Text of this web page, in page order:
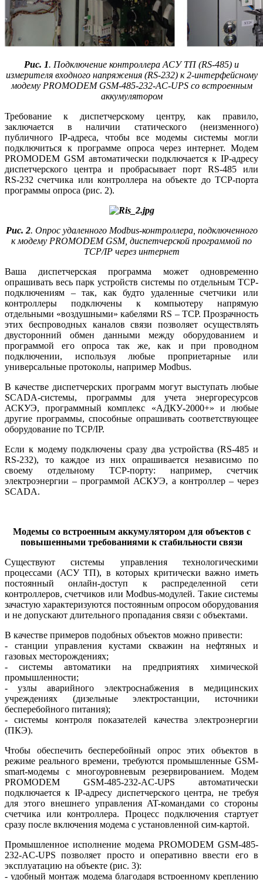
Рис. 1. Подключение контроллера АСУ ТП (RS‑485) и
измерителя входного напряжения (RS‑232) к 2‑интерфейсному
модему PROMODEM GSM‑485-232‑AC-UPS со встроенным
аккумулятором
Требование к диспетчерскому центру, как правило,
заключается в наличии статического (неизменного)
публичного IP-адреса, чтобы все модемы системы могли
подключиться к программе опроса через интернет. Модем
PROMODEM GSM автоматически подключается к IP-адресу
диспетчерского центра и пробрасывает порт RS‑485 или
RS‑232 счетчика или контроллера на объекте до ТСР-порта
программы опроса (рис. 2).
Рис. 2. Опрос удаленного Modbus-контроллера, подключенного
к модему PROMODEM GSM, диспетчерской программой по
TCP/IP через интернет
Ваша диспетчерская программа может одновременно
опрашивать весь парк устройств системы по отдельным ТСР-
подключениям – так, как будто удаленные счетчики или
контроллеры подключены к компьютеру напрямую
отдельными «воздушными» кабелями RS – TCP. Прозрачность
этих беспроводных каналов связи позволяет осуществлять
двусторонний обмен данными между оборудованием и
программой его опроса так же, как и при проводном
подключении, используя любые проприетарные или
универсальные протоколы, например Modbus.
В качестве диспетчерских программ могут выступать любые
SCADA-системы, программы для учета энергоресурсов
АСКУЭ, программный комплекс «АДКУ‑2000+» и любые
другие программы, способные опрашивать соответствующее
оборудование по TCP/IP.
Если к модему подключены сразу два устройства (RS‑485 и
RS‑232), то каждое из них опрашивается независимо по
своему отдельному TCP-порту: например, счетчик
электроэнергии – программой АСКУЭ, а контроллер – через
SCADA.
Модемы со встроенным аккумулятором для объектов с
повышенными требованиями к стабильности связи
Существуют системы управления технологическими
процессами (АСУ ТП), в которых критически важно иметь
постоянный онлайн-доступ к распределенной се­ти
контроллеров, счетчиков или Modbus-модулей. Такие системы
зачастую характеризуются постоянным опросом оборудования
и не допускают длительного пропадания связи с объектами.
В качестве примеров подобных объектов можно привести:
- станции управления кустами скважин на нефтяных и
газовых месторождениях;
- системы автоматики на предприятиях химической
промышленности;
- узлы аварийного электроснабжения в медицинских
учреждениях (дизельные электростанции, источники
бесперебойного питания);
- системы контроля показателей качества электроэнергии
(ПКЭ).
Чтобы обеспечить бесперебойный опрос этих объектов в
режиме реального времени, требуются промышленные GSM-
smart-модемы с многоуровневым резервированием. Модем
PROMODEM GSM-485-232-AC-UPS автоматически
подключается к IP-адресу диспетчерского центра, не требуя
для этого внешнего управления AT-командами со стороны
счетчика или контроллера. Процесс подключения стартует
сразу после включения модема с установленной сим-картой.
Промышленное исполнение модема PROMODEM GSM‑485-
232‑AC-UPS позволяет просто и оперативно ввести его в
эксплуатацию на объекте (рис. 3):
- удобный монтаж модема благодаря встроенному креплению